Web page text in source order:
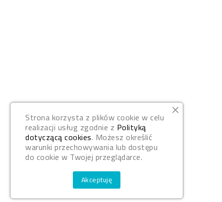
Strona korzysta z plików cookie w celu
realizacji usług zgodnie z Polityką
dotyczącą cookies. Możesz określić
warunki przechowywania lub dostępu
do cookie w Twojej przeglądarce.
Akceptuję